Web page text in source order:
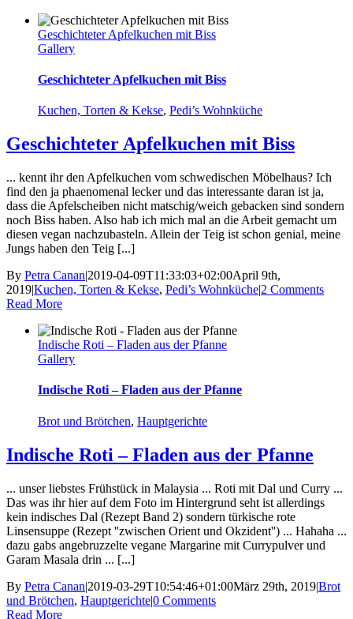
Geschichteter Apfelkuchen mit Biss
Gallery
Geschichteter Apfelkuchen mit Biss
Kuchen, Torten & Kekse, Pedi’s Wohnküche
Geschichteter Apfelkuchen mit Biss
... kennt ihr den Apfelkuchen vom schwedischen Möbelhaus? Ich
find den ja phaenomenal lecker und das interessante daran ist ja,
dass die Apfelscheiben nicht matschig/weich gebacken sind sondern
noch Biss haben. Also hab ich mich mal an die Arbeit gemacht um
diesen vegan nachzubasteln. Allein der Teig ist schon genial, meine
Jungs haben den Teig [...]
By Petra Canan|2019-04-09T11:33:03+02:00April 9th,
2019|Kuchen, Torten & Kekse, Pedi’s Wohnküche|2 Comments
Read More
Indische Roti – Fladen aus der Pfanne
Gallery
Indische Roti – Fladen aus der Pfanne
Brot und Brötchen, Hauptgerichte
Indische Roti – Fladen aus der Pfanne
... unser liebstes Frühstück in Malaysia ... Roti mit Dal und Curry ...
Das was ihr hier auf dem Foto im Hintergrund seht ist allerdings
kein indisches Dal (Rezept Band 2) sondern türkische rote
Linsensuppe (Rezept ''zwischen Orient und Okzident'') ... Hahaha ...
dazu gabs angebruzzelte vegane Margarine mit Currypulver und
Garam Masala drin ... [...]
By Petra Canan|2019-03-29T10:54:46+01:00März 29th, 2019|Brot
und Brötchen, Hauptgerichte|0 Comments
Read More